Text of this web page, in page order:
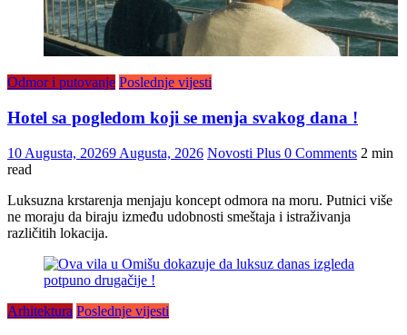
Odmor i putovanje Poslednje vijesti
Hotel sa pogledom koji se menja svakog dana !
10 Augusta, 20269 Augusta, 2026 Novosti Plus 0 Comments 2 min
read
Luksuzna krstarenja menjaju koncept odmora na moru. Putnici više
ne moraju da biraju između udobnosti smeštaja i istraživanja
različitih lokacija.
Arhitektura Poslednje vijesti